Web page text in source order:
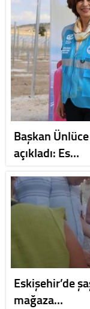
Başkan
açıkladı: Es…
Eskişehir’de
mağaza…